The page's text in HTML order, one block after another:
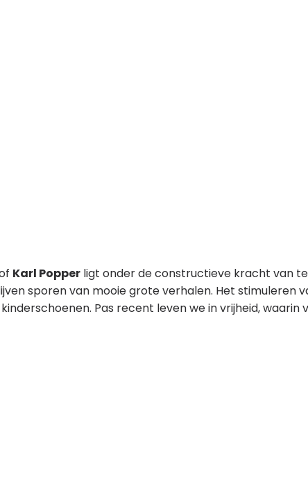
Karl Popper ligt onder de constructieve kracht van
sporen van mooie grote verhalen. Het
Pas recent leven we in vrijheid,